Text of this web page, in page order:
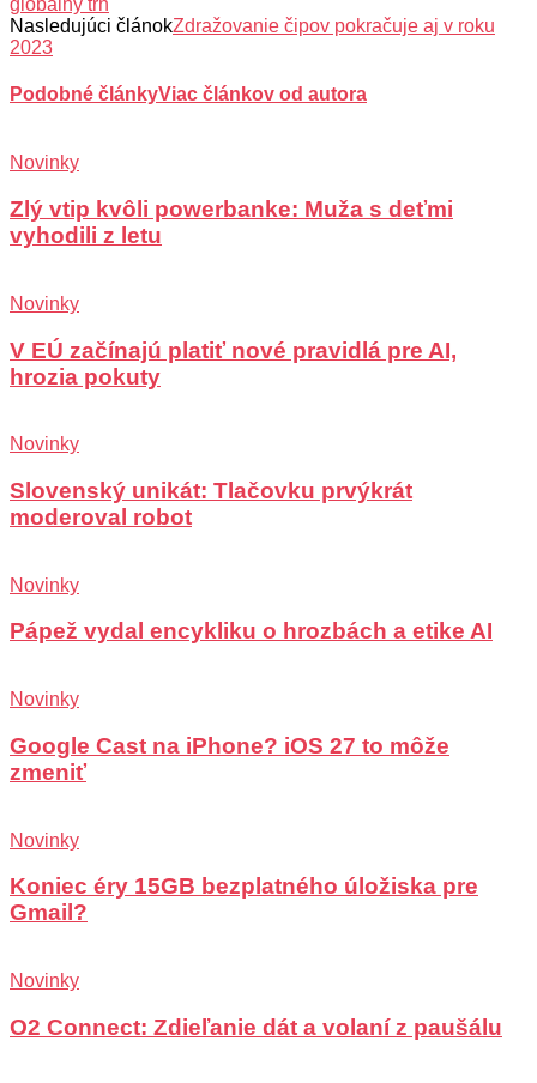
Nasledujúci článokZdražovanie čipov pokračuje aj v roku
2023
Podobné článkyViac článkov od autora
Novinky
Zlý vtip kvôli powerbanke: Muža s deťmi
vyhodili z letu
Novinky
V EÚ začínajú platiť nové pravidlá pre AI,
hrozia pokuty
Novinky
Slovenský unikát: Tlačovku prvýkrát
moderoval robot
Novinky
Pápež vydal encykliku o hrozbách a etike AI
Novinky
Google Cast na iPhone? iOS 27 to môže
zmeniť
Novinky
Koniec éry 15GB bezplatného úložiska pre
Gmail?
Novinky
O2 Connect: Zdieľanie dát a volaní z paušálu